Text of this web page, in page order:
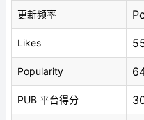
更新频率
Likes
Popularity
PUB 平台得分